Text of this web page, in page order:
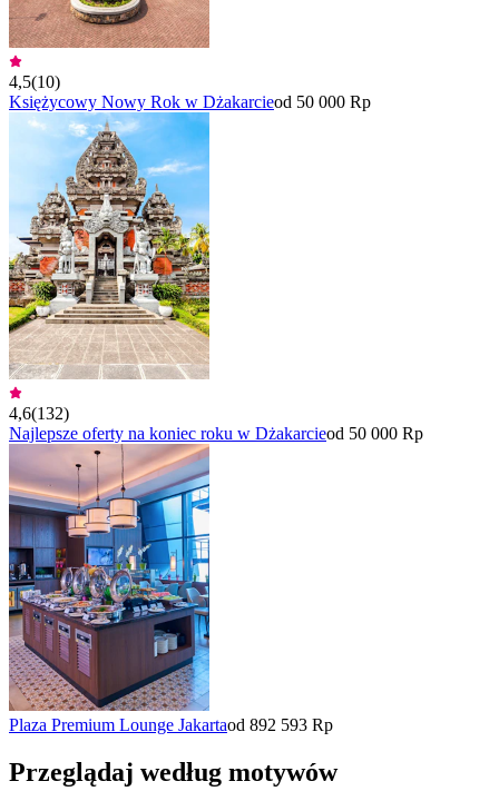
4,5(10)
Księżycowy Nowy Rok w Dżakarcieod 50 000 Rp
4,6(132)
Najlepsze oferty na koniec roku w Dżakarcieod 50 000 Rp
Plaza Premium Lounge Jakartaod 892 593 Rp
Przeglądaj według motywów